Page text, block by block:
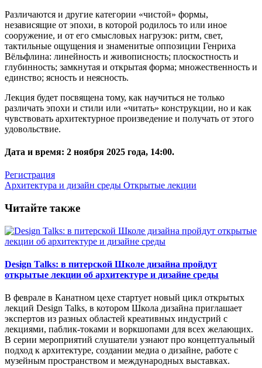
Различаются и другие категории «чистой» формы,
независящие от эпохи, в которой родилось то или иное
сооружение, и от его смысловых нагрузок: ритм, свет,
тактильные ощущения и знаменитые оппозиции Генриха
Вёльфлина: линейность и живописность; плоскостность и
глубинность; замкнутая и открытая форма; множественность и
единство; ясность и неясность.
Лекция будет посвящена тому, как научиться не только
различать эпохи и стили или «читать» конструкции, но и как
чувствовать архитектурное произведение и получать от этого
удовольствие.
Дата и время: 2 ноября 2025 года, 14:00.
Регистрация
Архитектура и дизайн среды Открытые лекции
Читайте также
Design Talks: в питерской Школе дизайна пройдут
открытые лекции об архитектуре и дизайне среды
В феврале в Канатном цехе стартует новый цикл открытых
лекций Design Talks, в котором Школа дизайна приглашает
экспертов из разных областей креативных индустрий с
лекциями, паблик-токами и воркшопами для всех желающих.
В серии мероприятий слушатели узнают про концептуальный
подход к архитектуре, создании медиа о дизайне, работе с
музейным пространством и международных выставках.